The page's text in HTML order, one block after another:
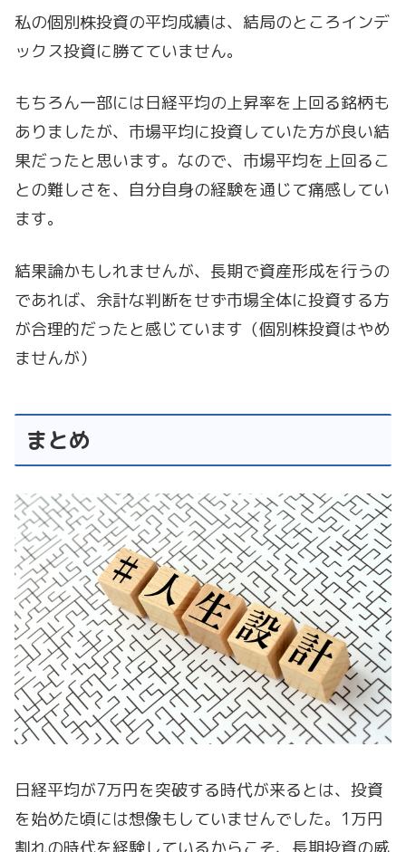
私の個別株投資の平均成績は、結局のところインデ
ックス投資に勝てていません。
もちろん一部には日経平均の上昇率を上回る銘柄も
ありましたが、市場平均に投資していた方が良い結
果だったと思います。なので、市場平均を上回るこ
との難しさを、自分自身の経験を通じて痛感してい
ます。
結果論かもしれませんが、長期で資産形成を行うの
であれば、余計な判断をせず市場全体に投資する方
が合理的だったと感じています（個別株投資はやめ
ませんが）
まとめ
日経平均が7万円を突破する時代が来るとは、投資
を始めた頃には想像もしていませんでした。1万円